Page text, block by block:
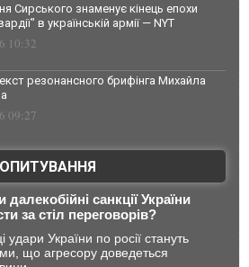
Сирського знаменує кінець епохи
в українській армії — NYT
10:32
резонансного брифінга Михайла
09:27
ОПИТУВАННЯ
санкції України
за стіл переговорів?
удари України по росії стануть
що агресору доведеться